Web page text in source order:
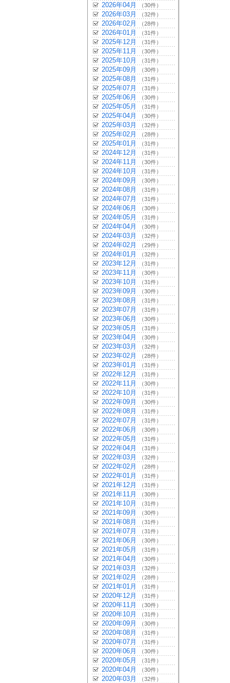
2026年04月 （30件）
2026年03月 （32件）
2026年02月 （28件）
2026年01月 （31件）
2025年12月 （31件）
2025年11月 （30件）
2025年10月 （31件）
2025年09月 （30件）
2025年08月 （31件）
2025年07月 （31件）
2025年06月 （30件）
2025年05月 （31件）
2025年04月 （30件）
2025年03月 （32件）
2025年02月 （28件）
2025年01月 （31件）
2024年12月 （31件）
2024年11月 （30件）
2024年10月 （31件）
2024年09月 （30件）
2024年08月 （31件）
2024年07月 （31件）
2024年06月 （30件）
2024年05月 （31件）
2024年04月 （30件）
2024年03月 （32件）
2024年02月 （29件）
2024年01月 （32件）
2023年12月 （31件）
2023年11月 （30件）
2023年10月 （31件）
2023年09月 （30件）
2023年08月 （31件）
2023年07月 （31件）
2023年06月 （30件）
2023年05月 （31件）
2023年04月 （30件）
2023年03月 （32件）
2023年02月 （28件）
2023年01月 （31件）
2022年12月 （31件）
2022年11月 （30件）
2022年10月 （31件）
2022年09月 （30件）
2022年08月 （31件）
2022年07月 （31件）
2022年06月 （30件）
2022年05月 （31件）
2022年04月 （31件）
2022年03月 （32件）
2022年02月 （28件）
2022年01月 （31件）
2021年12月 （31件）
2021年11月 （30件）
2021年10月 （31件）
2021年09月 （30件）
2021年08月 （31件）
2021年07月 （31件）
2021年06月 （30件）
2021年05月 （31件）
2021年04月 （30件）
2021年03月 （32件）
2021年02月 （28件）
2021年01月 （31件）
2020年12月 （31件）
2020年11月 （30件）
2020年10月 （31件）
2020年09月 （30件）
2020年08月 （31件）
2020年07月 （31件）
2020年06月 （30件）
2020年05月 （31件）
2020年04月 （30件）
2020年03月 （32件）